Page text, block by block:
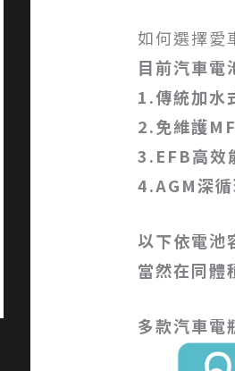
如何選擇愛
目前汽車電
1.傳統加水
2.免維護
3.EFB高效
4.AGM深
以下依電池
當然在同體
多款汽車電